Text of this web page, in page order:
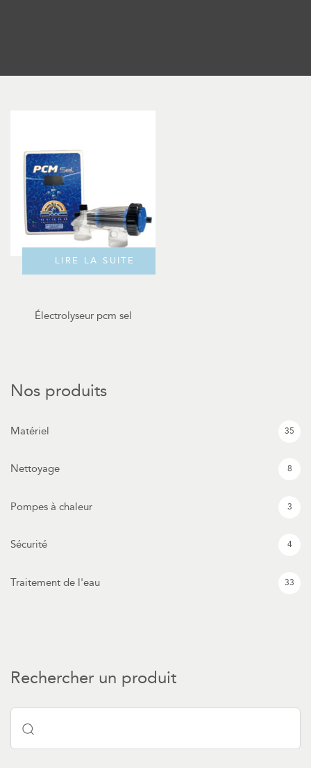
LIRE LA SUITE
Électrolyseur pcm sel
Nos produits
Matériel 35
Nettoyage 8
Pompes à chaleur 3
Sécurité 4
Traitement de l'eau 33
Rechercher un produit